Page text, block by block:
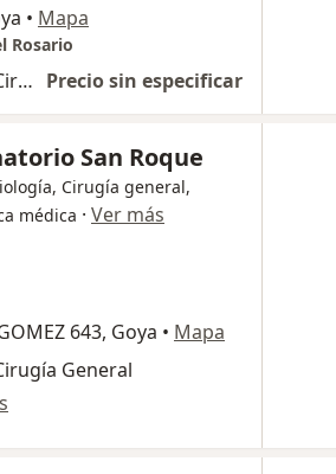
• Mapa
Rosario
Consultas sucesivas Cirugía General Precio sin especificar
San Roque
Cirugía general,
médica · Ver más
643, Goya • Mapa
General